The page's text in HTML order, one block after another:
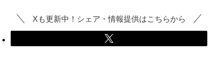
Xも更新中！シェア・情報提供はこちらから